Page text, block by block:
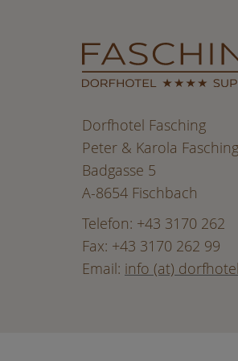
Dorfhotel Fasching
Peter & Karola Fasching
Badgasse 5
A-8654 Fischbach
Telefon: +43 3170 262
Fax: +43 3170 262 99
Email: info (at)